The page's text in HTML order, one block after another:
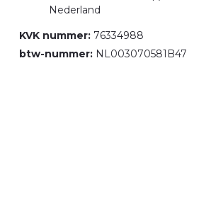
Nederland
KVK nummer: 76334988
btw-nummer: NL003070581B47